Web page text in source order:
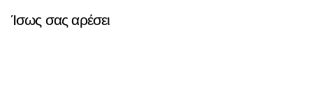
Ίσως σας αρέσει